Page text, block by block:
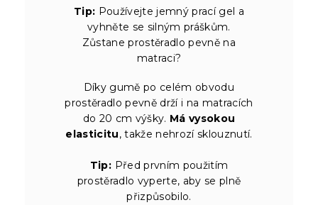
Tip: Používejte jemný prací gel a
vyhněte se silným práškům.
Zůstane prostěradlo pevně na
matraci?
Díky gumě po celém obvodu
prostěradlo pevně drží i na matracích
do 20 cm výšky. Má vysokou
elasticitu, takže nehrozí sklouznutí.
Tip: Před prvním použitím
prostěradlo vyperte, aby se plně
přizpůsobilo.